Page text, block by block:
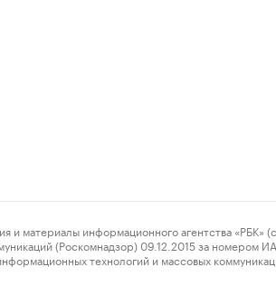
информационного агентства «РБК»
(Роскомнадзор) 09.12.2015 за номером
технологий и массовых